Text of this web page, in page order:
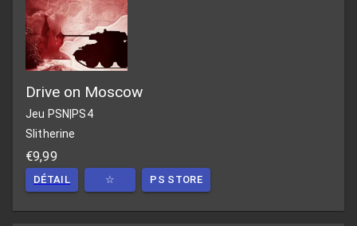
Drive on Moscow
Jeu PSN PS4
Slitherine
€9,99
DÉTAIL ☆ PS STORE